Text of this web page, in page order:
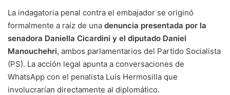
La indagatoria penal contra el embajador se originó
formalmente a raíz de una denuncia presentada por la
senadora Daniella Cicardini y el diputado Daniel
Manouchehri, ambos parlamentarios del Partido Socialista
(PS). La acción legal apunta a conversaciones de
WhatsApp con el penalista Luis Hermosilla que
involucrarían directamente al diplomático.